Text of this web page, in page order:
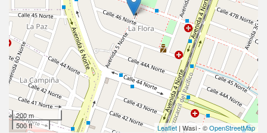
200 m
500 ft
Leaflet | Wasi - ©OpenStreetMap